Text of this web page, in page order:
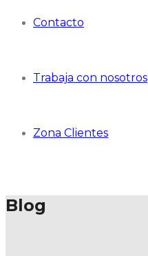
Contacto
Trabaja con nosotros
Zona Clientes
Blog